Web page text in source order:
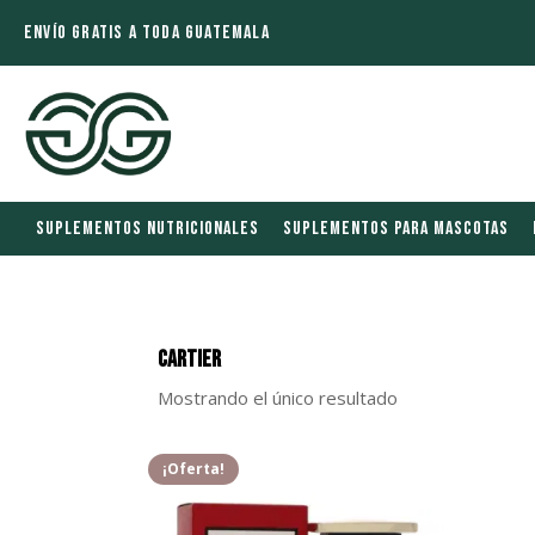
ENVÍO GRATIS A TODA GUATEMALA
SUPLEMENTOS NUTRICIONALES SUPLEMENTOS PARA MASCOTAS
Cartier
Mostrando el único resultado
¡Oferta!